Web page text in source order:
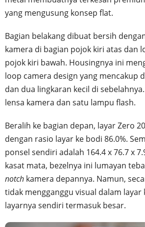
yang mengusung konsep flat.
Bagian belakang dibuat bersih
kamera di bagian pojok kiri atas dan
pojok kiri bawah. Housingnya ini
loop camera design yang mencakup
dan dua lingkaran kecil di
lensa kamera dan satu lampu flash.
Beralih ke bagian depan, layar Zero
dengan rasio layar ke bodi 86.0%.
ponsel sendiri adalah 164.4 x 76.7 x
kasat mata, bezelnya ini lumayan
notch kamera depannya. Namun,
tidak mengganggu visual dalam layar
layarnya sendiri termasuk besar.